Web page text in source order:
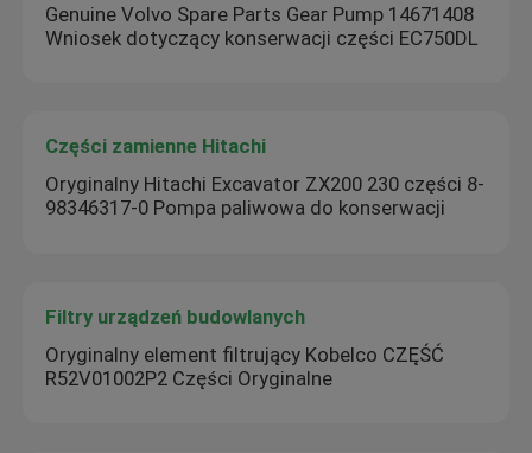
Genuine Volvo Spare Parts Gear Pump 14671408
Wniosek dotyczący konserwacji części EC750DL
Części zamienne Hitachi
Oryginalny Hitachi Excavator ZX200 230 części 8-
98346317-0 Pompa paliwowa do konserwacji
Filtry urządzeń budowlanych
Oryginalny element filtrujący Kobelco CZĘŚĆ
R52V01002P2 Części Oryginalne